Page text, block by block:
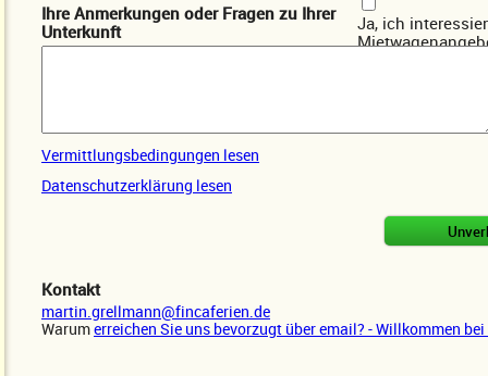
Ihre Anmerkungen oder Fragen zu Ihrer
Unterkunft
Ja, ich
Vermittlungsbedingungen lesen
Datenschutzerklärung lesen
Kontakt
martin.grellmann@fincaferien.de
Warumerreichen Sie uns bevorzugt über email? - Willkommen